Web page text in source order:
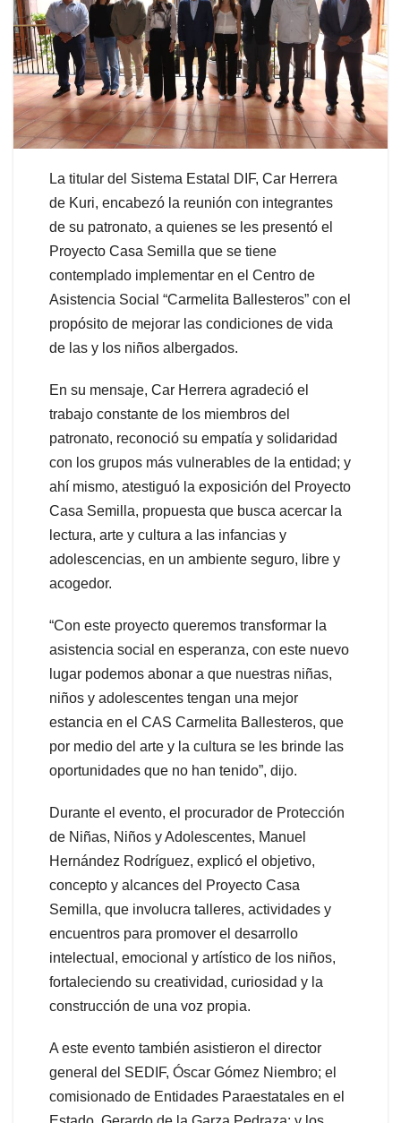
La titular del Sistema Estatal DIF, Car Herrera
de Kuri, encabezó la reunión con integrantes
de su patronato, a quienes se les presentó el
Proyecto Casa Semilla que se tiene
contemplado implementar en el Centro de
Asistencia Social “Carmelita Ballesteros” con el
propósito de mejorar las condiciones de vida
de las y los niños albergados.
En su mensaje, Car Herrera agradeció el
trabajo constante de los miembros del
patronato, reconoció su empatía y solidaridad
con los grupos más vulnerables de la entidad; y
ahí mismo, atestiguó la exposición del Proyecto
Casa Semilla, propuesta que busca acercar la
lectura, arte y cultura a las infancias y
adolescencias, en un ambiente seguro, libre y
acogedor.
“Con este proyecto queremos transformar la
asistencia social en esperanza, con este nuevo
lugar podemos abonar a que nuestras niñas,
niños y adolescentes tengan una mejor
estancia en el CAS Carmelita Ballesteros, que
por medio del arte y la cultura se les brinde las
oportunidades que no han tenido”, dijo.
Durante el evento, el procurador de Protección
de Niñas, Niños y Adolescentes, Manuel
Hernández Rodríguez, explicó el objetivo,
concepto y alcances del Proyecto Casa
Semilla, que involucra talleres, actividades y
encuentros para promover el desarrollo
intelectual, emocional y artístico de los niños,
fortaleciendo su creatividad, curiosidad y la
construcción de una voz propia.
A este evento también asistieron el director
general del SEDIF, Óscar Gómez Niembro; el
comisionado de Entidades Paraestatales en el